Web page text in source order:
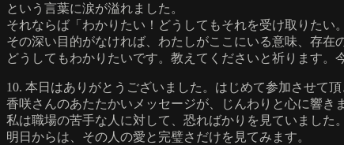
という言葉に涙が溢れました。
それならば「わかりたい！どうしてもそれを受け取りたい
その深い目的がなければ、わたしがここにいる意味、存在
どうしてもわかりたいです。教えてくださいと祈ります。
10. 本日はありがとうございました。はじめて参加させて頂
香咲さんのあたたかいメッセージが、じんわりと心に響き
私は職場の苦手な人に対して、恐ればかりを見ていました。
明日からは、その人の愛と完璧さだけを見てみます。